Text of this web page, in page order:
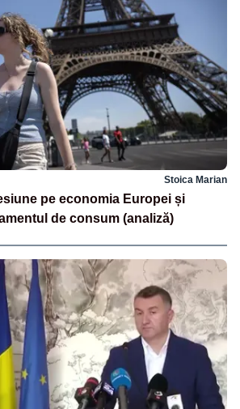
Stoica Marian
pe economia Europei și
de consum (analiză)